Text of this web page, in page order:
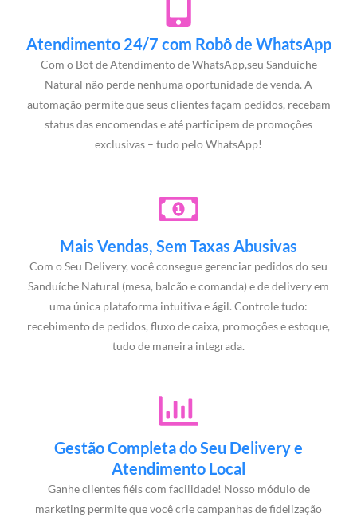
Atendimento 24/7 com Robô de WhatsApp
Com o Bot de Atendimento de WhatsApp,seu Sanduíche
Natural não perde nenhuma oportunidade de venda. A
automação permite que seus clientes façam pedidos, recebam
status das encomendas e até participem de promoções
exclusivas – tudo pelo WhatsApp!
Mais Vendas, Sem Taxas Abusivas
Com o Seu Delivery, você consegue gerenciar pedidos do seu
Sanduíche Natural (mesa, balcão e comanda) e de delivery em
uma única plataforma intuitiva e ágil. Controle tudo:
recebimento de pedidos, fluxo de caixa, promoções e estoque,
tudo de maneira integrada.
Gestão Completa do Seu Delivery e
Atendimento Local
Ganhe clientes fiéis com facilidade! Nosso módulo de
marketing permite que você crie campanhas de fidelização